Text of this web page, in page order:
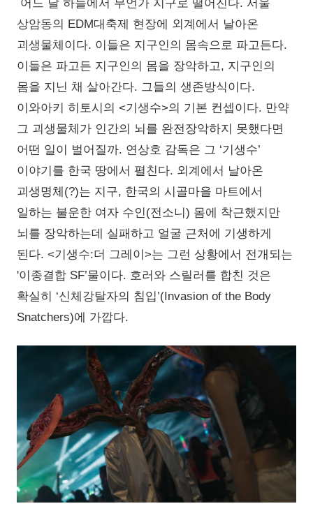
어느 날 하늘에서 무언가 지구로 떨어진다. 서울
상암동의 EDM대축제 현장에 외계에서 날아온
괴생물체이다. 이들은 지구인의 몸속으로 파고든다.
이들은 파고든 지구인의 몸을 장악하고, 지구인의
몸을 지닌 채 살아간다. 그들의 생존방식이다.
이와아키 히토시의 <기생수>의 기본 컨셉이다. 만약
그 괴생물체가 인간의 뇌를 완전장악하지 못했다면
어떤 일이 벌어질까. 연상호 감독은 그 ‘기생수’
이야기를 한국 땅에서 펼친다. 외계에서 날아온
괴생명체(?)는 지구, 한국의 시골마을 마트에서
일하는 불운한 여자 수인(전소니) 몸에 착근했지만
뇌를 장악하는데 실패하고 얼굴 근처에 기생하게
된다. <기생수:더 그레이>는 그런 상황에서 전개되는
'이종결합 SF’물이다. 호러와 스릴러를 합친 것은
확실히 ‘신체강탈자의 침입’(Invasion of the Body
Snatchers)에 가깝다.